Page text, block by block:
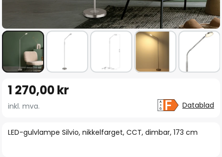
begynnelsen
bildegalleri
LED-gulvlampe Silvio, nikkelfarget, CCT, dimbar, 173 cm
1 270,00 kr
inkl. mva. Datablad